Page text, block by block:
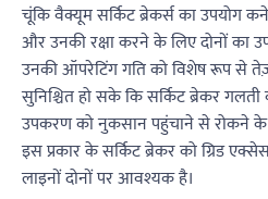
चूंकि वैक्यूम सर्किट ब्रेकर्स का उपयोग
और उनकी रक्षा करने के लिए दोनों का
उनकी ऑपरेटिंग गति को विशेष रूप से
सुनिश्चित हो सके कि सर्किट ब्रेकर
उपकरण को नुकसान पहुंचाने से रोकने के
इस प्रकार के सर्किट ब्रेकर को ग्रिड
लाइनों दोनों पर आवश्यक है।